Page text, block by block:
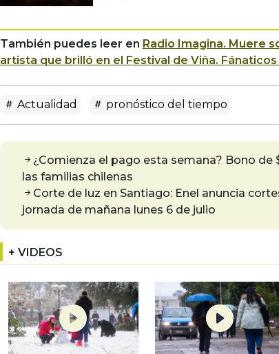
También puedes leer en Radio Imagina. Muere
artista que brilló en el Festival de Viña.
Actualidad pronóstico del tiempo
¿Comienza el pago esta semana? Bono de
las familias chilenas
Corte de luz en Santiago: Enel anuncia
jornada de mañana lunes 6 de julio
+ VIDEOS